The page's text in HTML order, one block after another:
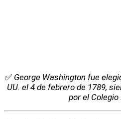
✅ George Washington fue
UU. el 4 de febrero de 1789,
por el Colegio